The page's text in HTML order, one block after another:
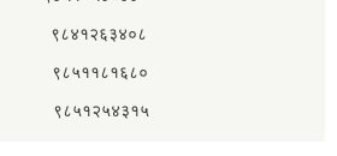
९८५११८१६८०